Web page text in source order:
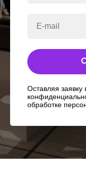
E-mail
Оставляя заявку
обработке